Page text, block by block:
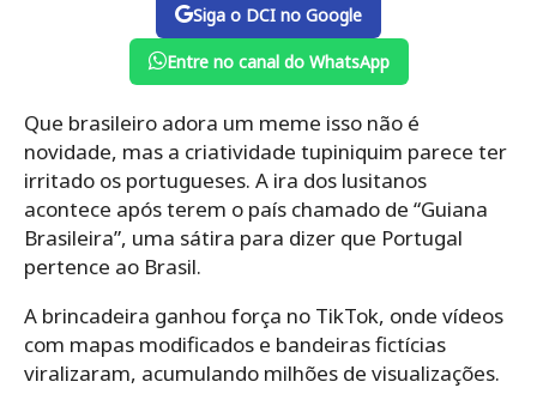
Siga o DCI no Google
Entre no canal do WhatsApp
Que brasileiro adora um meme isso não é
novidade, mas a criatividade tupiniquim parece ter
irritado os portugueses. A ira dos lusitanos
acontece após terem o país chamado de “Guiana
Brasileira”, uma sátira para dizer que Portugal
pertence ao Brasil.
A brincadeira ganhou força no TikTok, onde vídeos
com mapas modificados e bandeiras fictícias
viralizaram, acumulando milhões de visualizações.